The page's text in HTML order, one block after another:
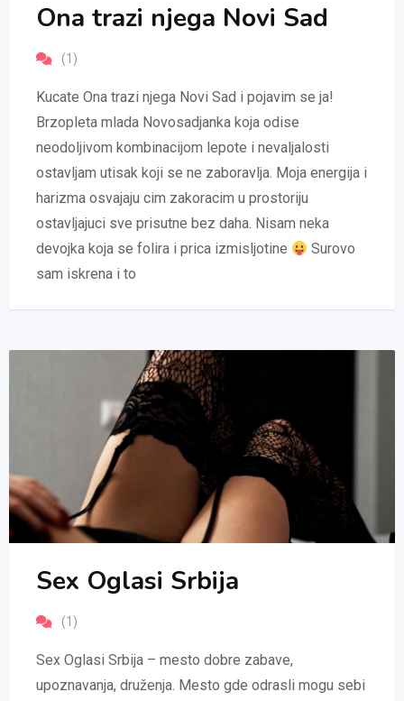
Ona trazi njega Novi Sad
(1)
Kucate Ona trazi njega Novi Sad i pojavim se ja!
Brzopleta mlada Novosadjanka koja odise
neodoljivom kombinacijom lepote i nevaljalosti
ostavljam utisak koji se ne zaboravlja. Moja energija i
harizma osvajaju cim zakoracim u prostoriju
ostavljajuci sve prisutne bez daha. Nisam neka
devojka koja se folira i prica izmisljotine
Surovo
sam iskrena i to
Sex Oglasi Srbija
(1)
Sex Oglasi Srbija – mesto dobre zabave,
upoznavanja, druženja. Mesto gde odrasli mogu sebi